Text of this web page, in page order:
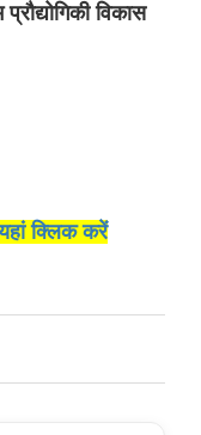
विकास
क्लिक करें